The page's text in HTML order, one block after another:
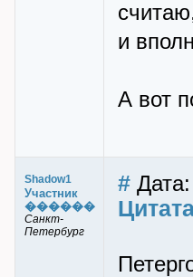
и
А вот
Shadow1
Участник
������
Санкт-
Петербург
#